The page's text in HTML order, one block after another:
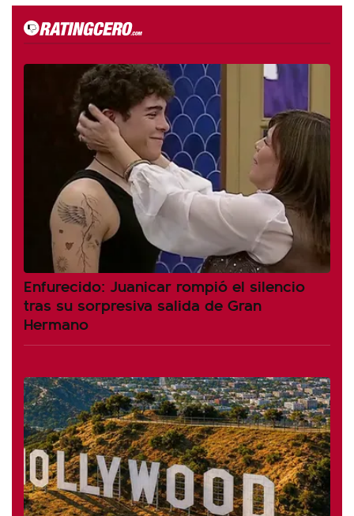
Enfurecido: Juanicar rompió el silencio
tras su sorpresiva salida de Gran
Hermano